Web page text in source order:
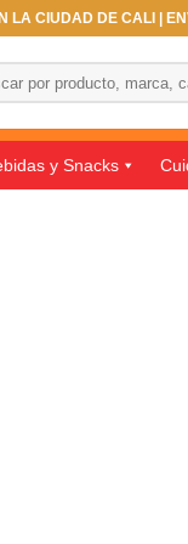
LA CIUDAD DE CALI |
y Snacks